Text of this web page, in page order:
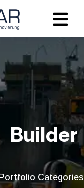
Builder
Portfolio Categories